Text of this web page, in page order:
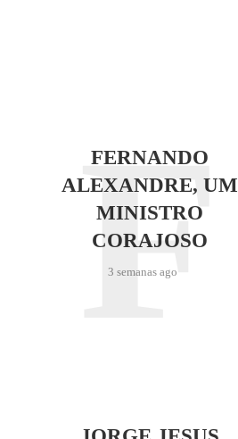
FERNANDO
ALEXANDRE, UM
MINISTRO
CORAJOSO
3 semanas ago
F